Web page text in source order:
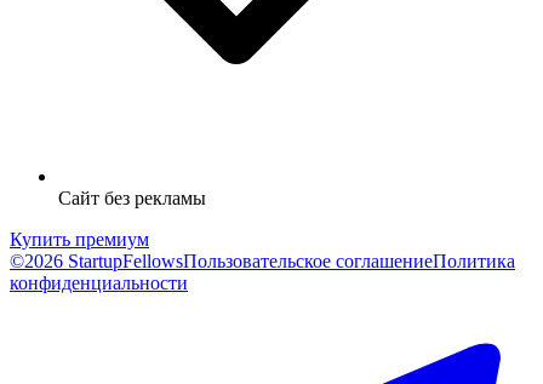
Сайт без рекламы
Купить премиум
©2026 StartupFellowsПользовательское соглашениеПолитика
конфиденциальности